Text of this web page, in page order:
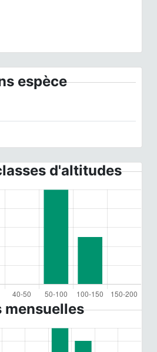
espèce
d'altitudes
mensuelles